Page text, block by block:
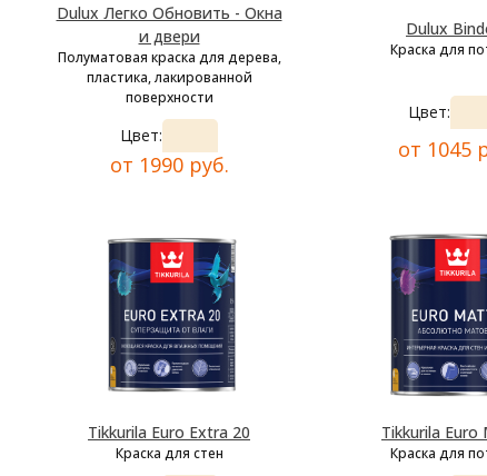
Dulux Легко Обновить - Окна
и двери
Полуматовая краска для дерева,
пластика, лакированной
поверхности
Цвет:
от 1990 руб.
Dulux
Краска для
Цвет:
от 1045
Tikkurila Euro Extra 20
Краска для стен
Tikkurila Euro
Краска для